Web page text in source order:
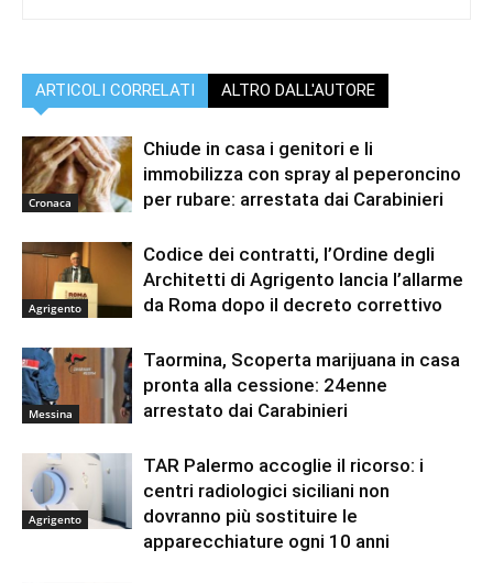
ARTICOLI CORRELATI ALTRO DALL'AUTORE
Cronaca
Chiude in casa i genitori e li
immobilizza con spray al peperoncino
per rubare: arrestata dai Carabinieri
Agrigento
Codice dei contratti, l’Ordine degli
Architetti di Agrigento lancia l’allarme
da Roma dopo il decreto correttivo
Messina
Taormina, Scoperta marijuana in casa
pronta alla cessione: 24enne
arrestato dai Carabinieri
Agrigento
TAR Palermo accoglie il ricorso: i
centri radiologici siciliani non
dovranno più sostituire le
apparecchiature ogni 10 anni